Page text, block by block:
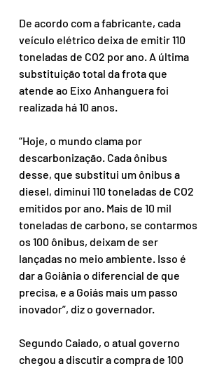
De acordo com a fabricante, cada
veículo elétrico deixa de emitir 110
toneladas de CO2 por ano. A última
substituição total da frota que
atende ao Eixo Anhanguera foi
realizada há 10 anos.
“Hoje, o mundo clama por
descarbonização. Cada ônibus
desse, que substitui um ônibus a
diesel, diminui 110 toneladas de CO2
emitidos por ano. Mais de 10 mil
toneladas de carbono, se contarmos
os 100 ônibus, deixam de ser
lançadas no meio ambiente. Isso é
dar a Goiânia o diferencial de que
precisa, e a Goiás mais um passo
inovador”, diz o governador.
Segundo Caiado, o atual governo
chegou a discutir a compra de 100